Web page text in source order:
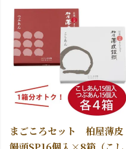
まごころセット 柏屋薄皮